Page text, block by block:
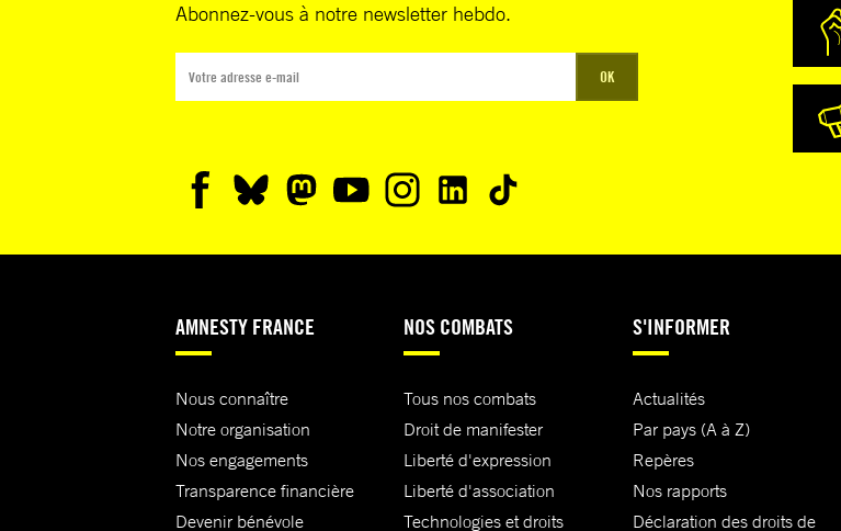
Abonnez-vous à notre newsletter hebdo.
OK
AMNESTY FRANCE
Nous connaître
Notre organisation
Nos engagements
Transparence financière
Devenir bénévole
NOS COMBATS
Tous nos combats
Droit de manifester
Liberté d'expression
Liberté d'association
Technologies et droits
S'INFORMER
Actualités
Par pays (A à Z)
Repères
Nos rapports
Déclaration des droits de